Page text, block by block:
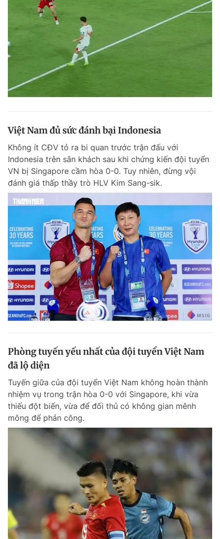
Giấy phép xuất bản số 110/GP - BTTTT cấp ngày 24.3.2020
© 2003-2026 Bản quyền thuộc về Báo Thanh Niên. Cấm sao chép
dưới mọi hình thức nếu không có sự chấp thuận bằng văn bản.
Phát triển bởi ePi Technologies, JSC.
Việt Nam đủ sức đánh bại Indonesia
Không ít CĐV tỏ ra bi quan trước trận đấu với
Indonesia trên sân khách sau khi chứng kiến đội tuyển
VN bị Singapore cầm hòa 0-0. Tuy nhiên, đừng vội
đánh giá thấp thầy trò HLV Kim Sang-sik.
Phòng tuyến yếu nhất của đội tuyển Việt Nam
đã lộ diện
Tuyến giữa của đội tuyển Việt Nam không hoàn thành
nhiệm vụ trong trận hòa 0-0 với Singapore, khi vừa
thiếu đột biến, vừa để đối thủ có không gian mênh
mông để phản công.